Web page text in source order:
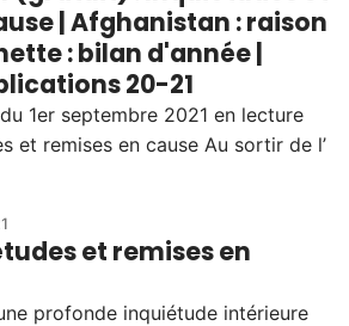
| Afghanistan : raison
: bilan d'année |
20-21
1er septembre 2021 en lecture
et remises en cause Au sortir de l’
et remises en
profonde inquiétude intérieure